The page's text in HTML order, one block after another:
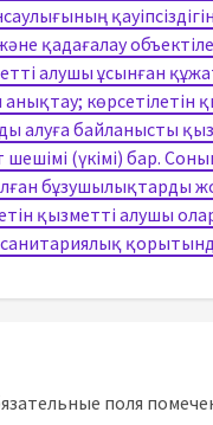
қадағалау
алушы ұсынған
анықтау;
байланысты
(үкімі) бар.
қызметті алушы
поля